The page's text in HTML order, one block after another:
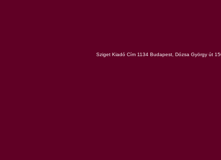
Sziget Kiadó Cím 1134 Budapest, Dózsa György út